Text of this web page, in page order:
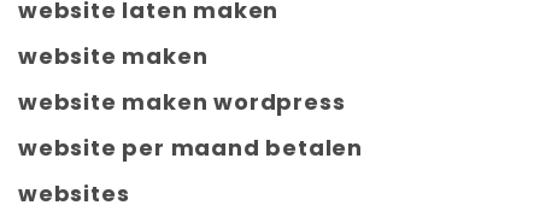
website laten maken
website maken
website maken wordpress
website per maand betalen
websites